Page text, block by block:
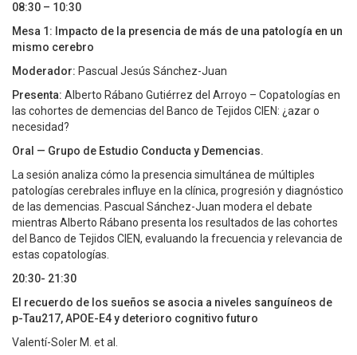
08:30 – 10:30
Mesa 1: Impacto de la presencia de más de una patología en un
mismo cerebro
Moderador: Pascual Jesús Sánchez-Juan
Presenta: Alberto Rábano Gutiérrez del Arroyo – Copatologías en
las cohortes de demencias del Banco de Tejidos CIEN: ¿azar o
necesidad?
Oral — Grupo de Estudio Conducta y Demencias.
La sesión analiza cómo la presencia simultánea de múltiples
patologías cerebrales influye en la clínica, progresión y diagnóstico
de las demencias. Pascual Sánchez-Juan modera el debate
mientras Alberto Rábano presenta los resultados de las cohortes
del Banco de Tejidos CIEN, evaluando la frecuencia y relevancia de
estas copatologías.
20:30- 21:30
El recuerdo de los sueños se asocia a niveles sanguíneos de
p-Tau217, APOE-E4 y deterioro cognitivo futuro
Valentí-Soler M. et al.